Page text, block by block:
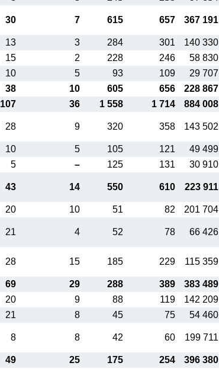
30 7 615 657 367 191
13 3 284 301 140 330
15 2 228 246 58 830
10 5 93 109 29 707
38 10 605 656 228 867
107 36 1 558 1 714 884 008
28 9 320 358 143 502
10 5 105 121 49 499
5 – 125 131 30 910
43 14 550 610 223 911
20 10 51 82 201 704
21 4 52 78 66 426
28 15 185 229 115 359
69 29 288 389 383 489
20 9 88 119 142 209
21 8 45 75 54 460
8 8 42 60 199 711
49 25 175 254 396 380